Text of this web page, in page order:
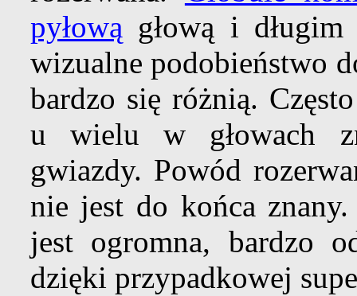
pyłową głową i
wizualne podobieństwo
bardzo się różnią.
u wielu w głowach
gwiazdy. Powód
nie jest do końca
jest ogromna, bardzo
dzięki przypadkowej